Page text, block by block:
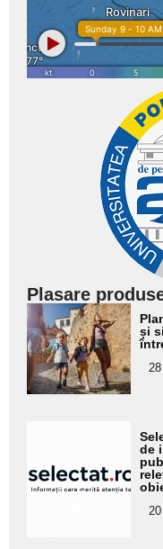
Plasare
Adaugă
aici textul
pentru
subtitlu
și
pentru
subtitlu
de